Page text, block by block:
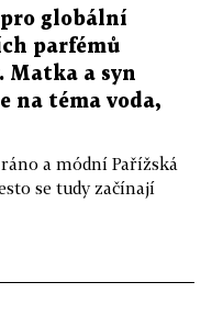
globální
parfémů
Matka a syn
na téma voda,
a módní Pařížská
se tudy začínají